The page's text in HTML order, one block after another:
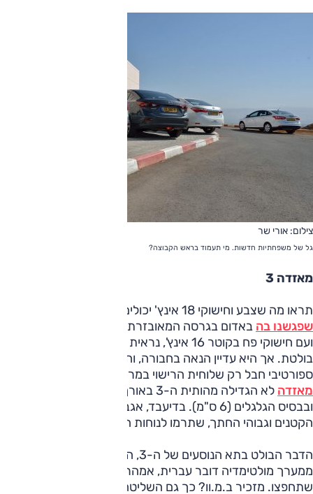
צילום: אורי שר
גל של משפחתיות חדשות. מי תעמוד בראש הקבוצה?
מאזדה 3
תראו מה שצבע וחישוקי 18 אינץ' יכולים לעשות. אחרי
שפגשנו בה
ועם חישוקי פח בקוטר 16 אינץ', נראית פתאום קטנה ופחות
בולטת. אך היא עדיין הנאה בחבורה, והחרטום הארוך יוצר מראה
ספורטיבי חבל רק שלוחית הרישוי במרכז הגריל לא מחמיאה.
מאזדה
ובבסיס הגלגלים (6 ס"מ). בדיעבד, אגב, בירכנו על החישוקים
הקטנים וגבוהי החתך, שתרמו לנוחות הנסיעה.
הדבר הבולט בתא הנוסעים של ה-3, הוא צג המגע הגדול – חלק
ממערך מולטימדיה דובר עברית, אמהרית וכמעט כל שפה